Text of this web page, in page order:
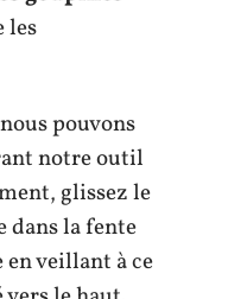
les
pouvons
notre outil
glissez le
dans la fente
veillant à ce